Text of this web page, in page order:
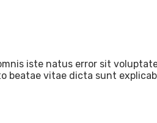
iste natus error sit
beatae vitae dicta sunt